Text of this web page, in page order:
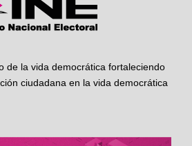
de la vida democrática fortaleciendo
ciudadana en la vida democrática